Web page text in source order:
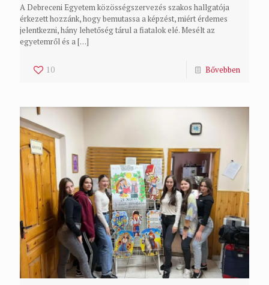
A Debreceni Egyetem közösségszervezés szakos hallgatója
érkezett hozzánk, hogy bemutassa a képzést, miért érdemes
jelentkezni, hány lehetőség tárul a fiatalok elé. Mesélt az
egyetemről és a […]
10 Bővebben